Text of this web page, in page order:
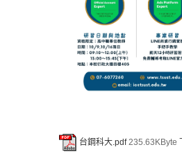
台鋼科大.pdf 235.63KByte